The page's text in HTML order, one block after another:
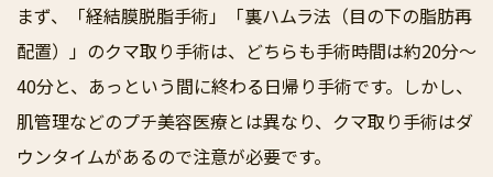
まず、「経結膜脱脂手術」「裏ハムラ法（目の下の脂肪再
配置）」のクマ取り手術は、どちらも手術時間は約20分〜
40分と、あっという間に終わる日帰り手術です。しかし、
肌管理などのプチ美容医療とは異なり、クマ取り手術はダ
ウンタイムがあるので注意が必要です。